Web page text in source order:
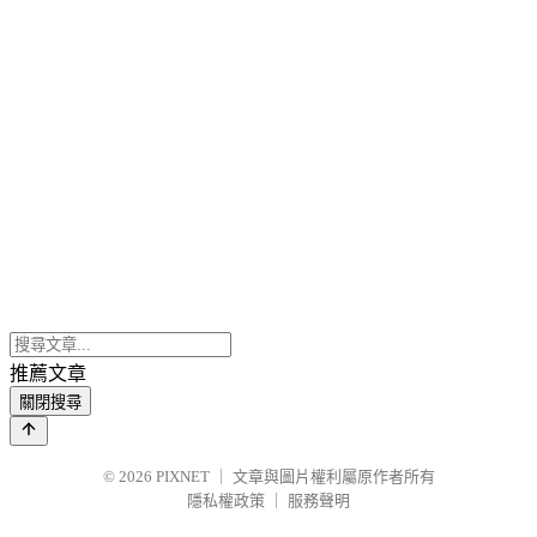
推薦文章
關閉搜尋
© 2026 PIXNET
文章與圖片權利屬原作者所有
隱私權政策
服務聲明